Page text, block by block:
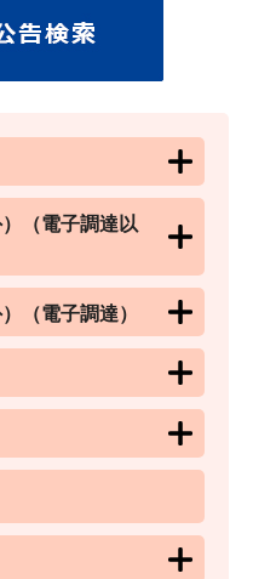
（電子調達以
（電子調達）